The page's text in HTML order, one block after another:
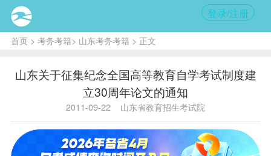
登录/注册
首页> 考务考籍> 山东考务考籍 > 正文
山东关于征集纪念全国高等教育自学考试制度建
立30周年论文的通知
2011-09-22 山东省教育招生考试院